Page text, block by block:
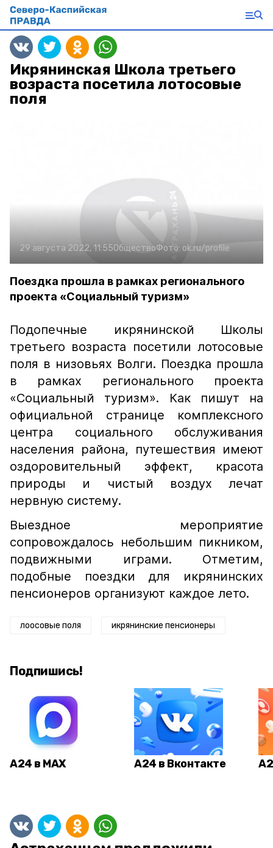
Икрянинская Школа третьего
возраста посетила лотосовые
поля
29 августа 2022, 11:55ОбществоФото: ok.ru/profile
Поездка прошла в рамках регионального
проекта «Социальный туризм»
Подопечные икрянинской Школы
третьего возраста посетили лотосовые
поля в низовьях Волги. Поездка прошла
в рамках регионального проекта
«Социальный туризм». Как пишут на
официальной странице комплексного
центра социального обслуживания
населения района, путешествия имеют
оздоровительный эффект, красота
природы и чистый воздух лечат
нервную систему.
Выездное мероприятие
сопровождалось небольшим пикником,
подвижными играми. Отметим,
подобные поездки для икрянинских
пенсионеров организуют каждое лето.
лоосовые поля икрянинские пенсионеры
Подпишись!
А24 в MAX А24 в Вконтакте